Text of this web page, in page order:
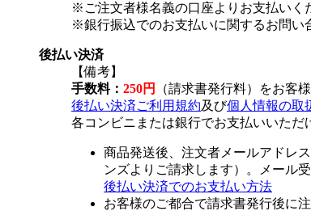
※ご注文者様名義の口座よりお支払いく
※銀行振込でのお支払いに関するお問い
後払い決済
【備考】
手数料： 250円
（請求書発行料）をお客
後払い決済ご利用規約及び個人情報の取
各コンビニまたは銀行でお支払いいただ
商品発送後、注文者メールアドレ
ンズよりご請求します）。メール
後払い決済でのお支払い方法
お客様のご都合で請求書発行後に